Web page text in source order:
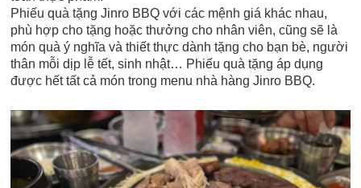
Phiếu quà tặng Jinro BBQ với các mệnh giá khác nhau,
phù hợp cho tặng hoặc thưởng cho nhân viên, cũng sẽ là
món quà ý nghĩa và thiết thực dành tặng cho bạn bè, người
thân mỗi dịp lễ tết, sinh nhật… Phiếu quà tặng áp dụng
được hết tất cả món trong menu nhà hàng Jinro BBQ.